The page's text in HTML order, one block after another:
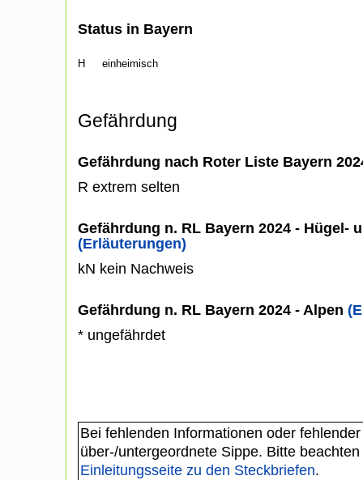
Status in Bayern
H einheimisch
Gefährdung
Gefährdung nach Roter Liste Bayern
R extrem selten
Gefährdung n. RL Bayern 2024 - Hügel-
(Erläuterungen)
kN kein Nachweis
Gefährdung n. RL Bayern 2024 - Alpen
* ungefährdet
Bei fehlenden Informationen oder
über-/untergeordnete Sippe. Bitte
Einleitungsseite zu den Steckbriefen.